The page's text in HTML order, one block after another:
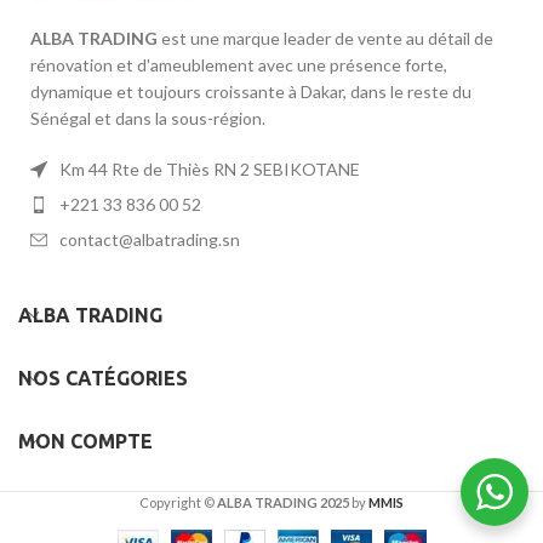
ALBA TRADING est une marque leader de vente au détail de
rénovation et d'ameublement avec une présence forte,
dynamique et toujours croissante à Dakar, dans le reste du
Sénégal et dans la sous-région.
Km 44 Rte de Thiès RN 2 SEBIKOTANE
+221 33 836 00 52
contact@albatrading.sn
ALBA TRADING
NOS CATÉGORIES
MON COMPTE
Copyright ©ALBA TRADING 2025 byMMIS